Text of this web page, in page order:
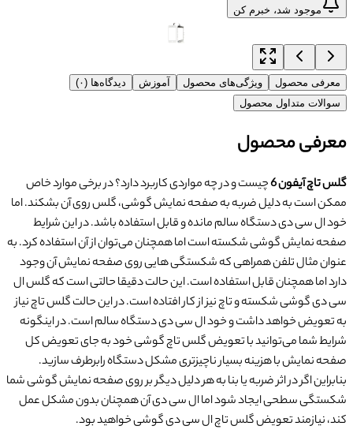
موجود شد، خبرم کن
معرفی محصول ویژگی‌های محصول آموزش
دیدگاه‌ها (۰)
سوالات متداول محصول
معرفی محصول
گلس تاچ آیفون 6 چیست و در چه مواردی کاربرد دارد؟در برخی موارد خاص
ممکن است به دلیل ضربه به صفحه نمایش گوشی، گلس روی آن بشکند. اما
خود ال سی دی دستگاه سالم مانده و قابل استفاده باشد. در این شرایط
صفحه نمایش گوشی شکسته است اما همچنان می‌توان از آن استفاده کرد. به
عنوان مثال تلفن همراهی که شکستگی هایی روی صفحه نمایش آن وجود
دارد اما همچنان قابل استفاده است. این حالت دقیقا حالتی است که گلس ال
سی دی گوشی شکسته و تاچ نیز از کار افتاده است. در این حالت گلس تاچ نیاز
به تعویض خواهد داشت و خود ال سی دی دستگاه سالم است. در اینگونه
شرایط شما می‌توانید با تعویض گلس تاچ گوشی خود به جای تعویض کل
صفحه نمایش با هزینه بسیار ناچیزتری مشکل دستگاه رابرطرف سازید.
بنابراین اگر در اثر ضربه یا بنا به هر دلیل دیگر بر روی صفحه نمایش گوشی شما
شکستگی سطحی ایجاد شود اما ال سی دی آن همچنان بدون مشکل عمل
کند، نیازمند تعویض گلس تاچ ال سی دی گوشی خواهید بود.